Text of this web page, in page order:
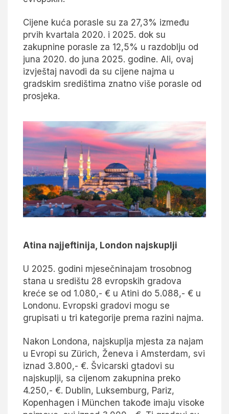
Cijene kuća porasle su za 27,3% između
prvih kvartala 2020. i 2025. dok su
zakupnine porasle za 12,5% u razdoblju od
juna 2020. do juna 2025. godine. Ali, ovaj
izvještaj navodi da su cijene najma u
gradskim središtima znatno više porasle od
prosjeka.
Atina najjeftinija, London najskuplji
U 2025. godini mjesečninajam trosobnog
stana u središtu 28 evropskih gradova
kreće se od 1.080,- € u Atini do 5.088,- € u
Londonu. Evropski gradovi mogu se
grupisati u tri kategorije prema razini najma.
Nakon Londona, najskuplja mjesta za najam
u Evropi su Zürich, Ženeva i Amsterdam, svi
iznad 3.800,- €. Švicarski gtadovi su
najskuplji, sa cijenom zakupnina preko
4.250,- €. Dublin, Luksemburg, Pariz,
Kopenhagen i München takođe imaju visoke